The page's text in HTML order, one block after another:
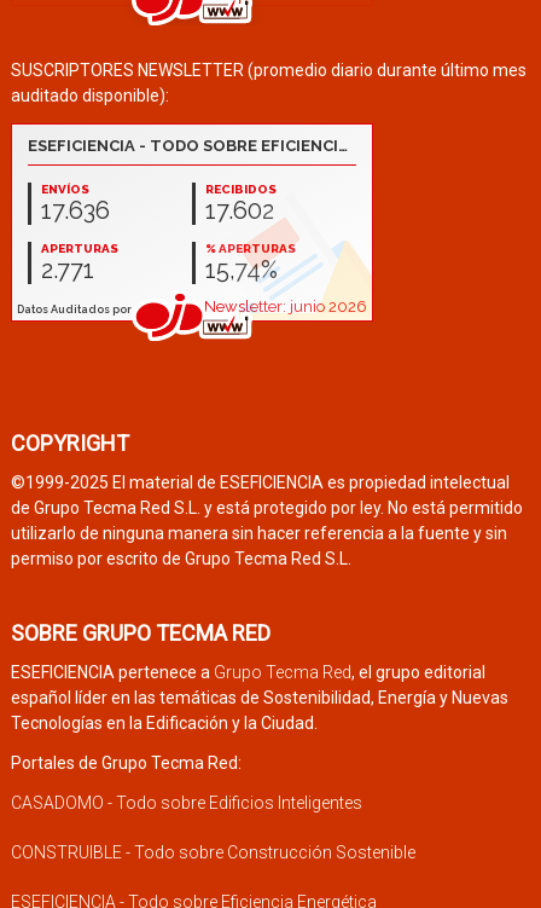
SUSCRIPTORES NEWSLETTER (promedio diario durante último mes
auditado disponible):
COPYRIGHT
©1999-2025 El material de ESEFICIENCIA es propiedad intelectual
de Grupo Tecma Red S.L. y está protegido por ley. No está permitido
utilizarlo de ninguna manera sin hacer referencia a la fuente y sin
permiso por escrito de Grupo Tecma Red S.L.
SOBRE GRUPO TECMA RED
ESEFICIENCIA pertenece a Grupo Tecma Red, el grupo editorial
español líder en las temáticas de Sostenibilidad, Energía y Nuevas
Tecnologías en la Edificación y la Ciudad.
Portales de Grupo Tecma Red:
CASADOMO - Todo sobre Edificios Inteligentes
CONSTRUIBLE - Todo sobre Construcción Sostenible
ESEFICIENCIA - Todo sobre Eficiencia Energética